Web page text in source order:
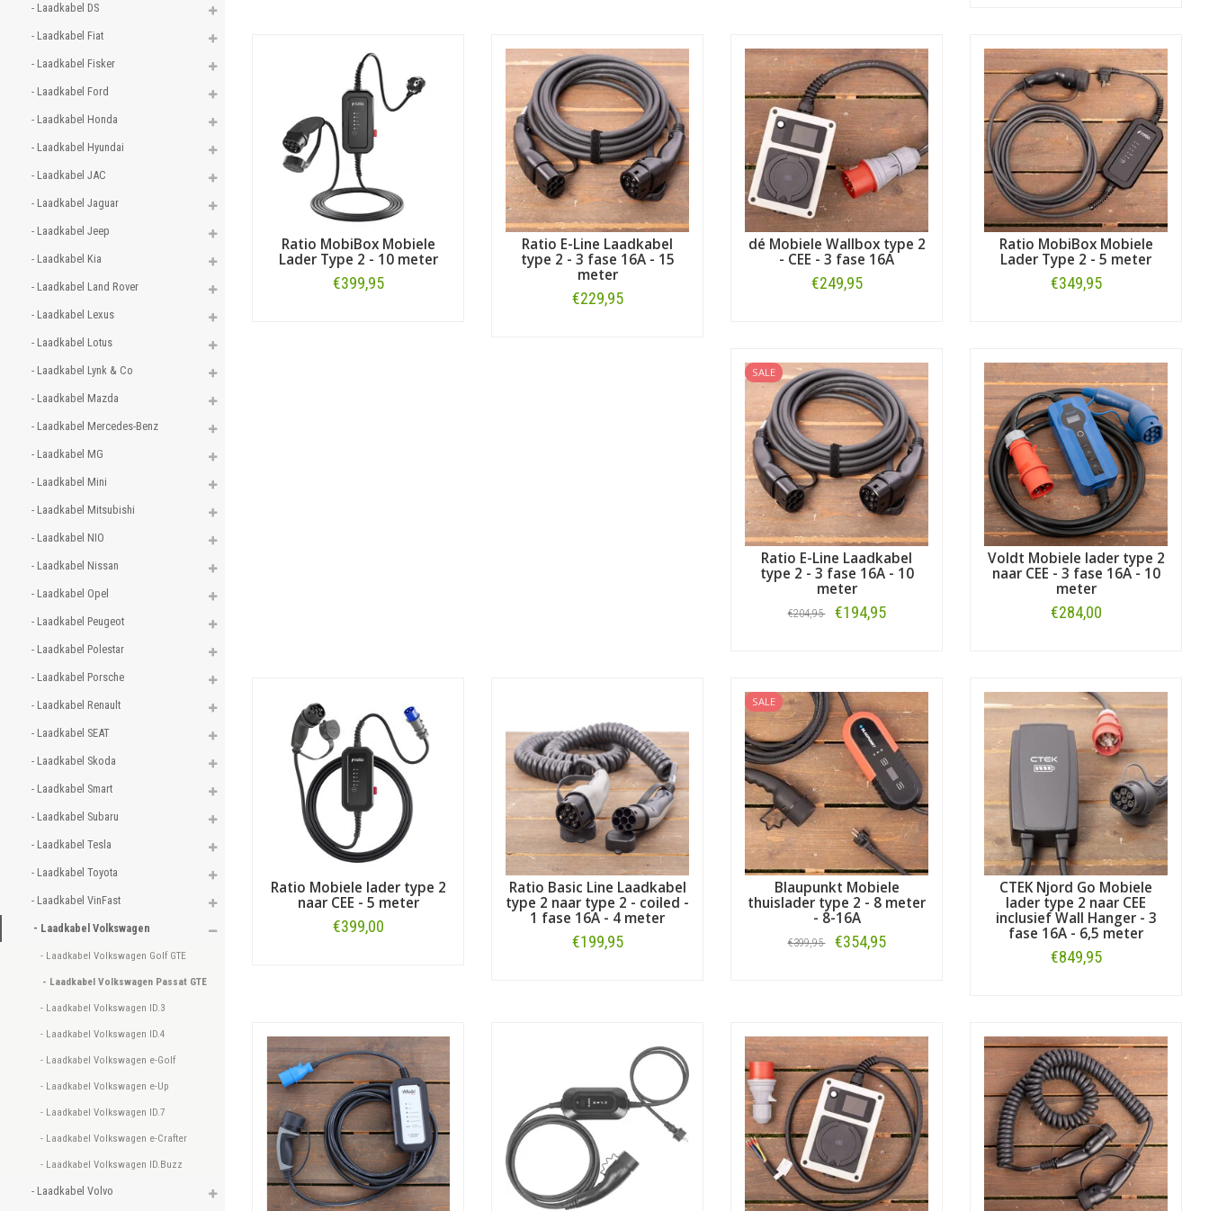
- Laadkabel DS
- Laadkabel Fiat
- Laadkabel Fisker
- Laadkabel Ford
- Laadkabel Honda
- Laadkabel Hyundai
- Laadkabel JAC
- Laadkabel Jaguar
- Laadkabel Jeep
- Laadkabel Kia
- Laadkabel Land Rover
- Laadkabel Lexus
- Laadkabel Lotus
- Laadkabel Lynk & Co
- Laadkabel Mazda
- Laadkabel Mercedes-Benz
- Laadkabel MG
- Laadkabel Mini
- Laadkabel Mitsubishi
- Laadkabel NIO
- Laadkabel Nissan
- Laadkabel Opel
- Laadkabel Peugeot
- Laadkabel Polestar
- Laadkabel Porsche
- Laadkabel Renault
- Laadkabel SEAT
- Laadkabel Skoda
- Laadkabel Smart
- Laadkabel Subaru
- Laadkabel Tesla
- Laadkabel Toyota
- Laadkabel VinFast
- Laadkabel Volkswagen
- Laadkabel Volkswagen Golf GTE
- Laadkabel Volkswagen Passat GTE
- Laadkabel Volkswagen ID.3
- Laadkabel Volkswagen ID.4
- Laadkabel Volkswagen e-Golf
- Laadkabel Volkswagen e-Up
- Laadkabel Volkswagen ID.7
- Laadkabel Volkswagen e-Crafter
- Laadkabel Volkswagen ID.Buzz
- Laadkabel Volvo
Ratio MobiBox Mobiele
Lader Type 2 - 10 meter
€399,95
Ratio E-Line Laadkabel
type 2 - 3 fase 16A - 15
meter
€229,95
dé Mobiele Wallbox type 2
- CEE - 3 fase 16A
€249,95
Ratio MobiBox Mobiele
Lader Type 2 - 5 meter
€349,95
SALE
Ratio E-Line Laadkabel
type 2 - 3 fase 16A - 10
meter
€204,95 €194,95
Voldt Mobiele lader type 2
naar CEE - 3 fase 16A - 10
meter
€284,00
Ratio Mobiele lader type 2
naar CEE - 5 meter
€399,00
Ratio Basic Line Laadkabel
type 2 naar type 2 - coiled -
1 fase 16A - 4 meter
€199,95
SALE
Blaupunkt Mobiele
thuislader type 2 - 8 meter
- 8-16A
€399,95 €354,95
CTEK Njord Go Mobiele
lader type 2 naar CEE
inclusief Wall Hanger - 3
fase 16A - 6,5 meter
€849,95